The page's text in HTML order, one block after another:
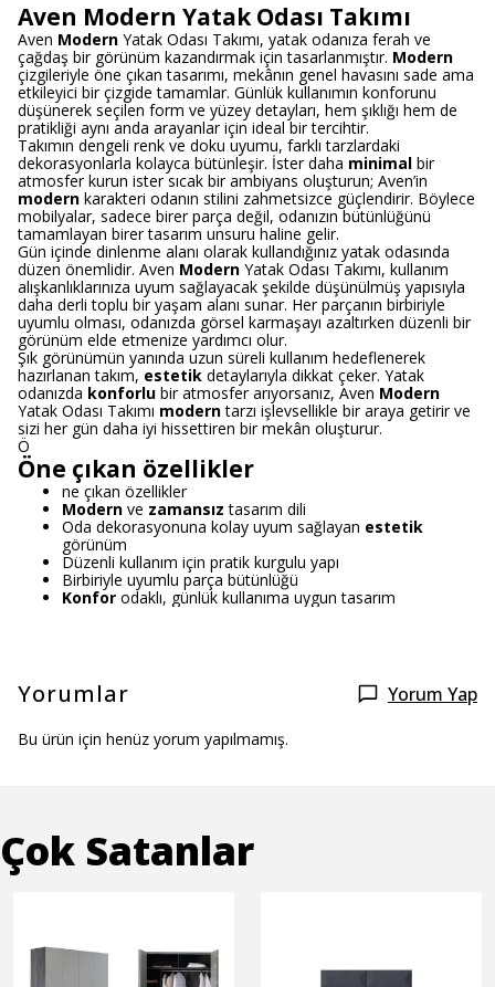
Aven Modern Yatak Odası Takımı
Aven Modern Yatak Odası Takımı, yatak odanıza ferah ve
çağdaş bir görünüm kazandırmak için tasarlanmıştır. Modern
çizgileriyle öne çıkan tasarımı, mekânın genel havasını sade ama
etkileyici bir çizgide tamamlar. Günlük kullanımın konforunu
düşünerek seçilen form ve yüzey detayları, hem şıklığı hem de
pratikliği aynı anda arayanlar için ideal bir tercihtir.
Takımın dengeli renk ve doku uyumu, farklı tarzlardaki
dekorasyonlarla kolayca bütünleşir. İster daha minimal bir
atmosfer kurun ister sıcak bir ambiyans oluşturun; Aven’in
modern karakteri odanın stilini zahmetsizce güçlendirir. Böylece
mobilyalar, sadece birer parça değil, odanızın bütünlüğünü
tamamlayan birer tasarım unsuru haline gelir.
Gün içinde dinlenme alanı olarak kullandığınız yatak odasında
düzen önemlidir. Aven Modern Yatak Odası Takımı, kullanım
alışkanlıklarınıza uyum sağlayacak şekilde düşünülmüş yapısıyla
daha derli toplu bir yaşam alanı sunar. Her parçanın birbiriyle
uyumlu olması, odanızda görsel karmaşayı azaltırken düzenli bir
görünüm elde etmenize yardımcı olur.
Şık görünümün yanında uzun süreli kullanım hedeflenerek
hazırlanan takım, estetik detaylarıyla dikkat çeker. Yatak
odanızda konforlu bir atmosfer arıyorsanız, Aven Modern
Yatak Odası Takımı moderntarzı işlevsellikle bir araya getirir ve
sizi her gün daha iyi hissettiren bir mekân oluşturur.
Ö
Öne çıkan özellikler
ne çıkan özellikler
Modern ve zamansız tasarım dili
Oda dekorasyonuna kolay uyum sağlayan estetik
görünüm
Düzenli kullanım için pratik kurgulu yapı
Birbiriyle uyumlu parça bütünlüğü
Konfor odaklı, günlük kullanıma uygun tasarım
Yorumlar Yorum Yap
Bu ürün için henüz yorum yapılmamış.
Çok Satanlar